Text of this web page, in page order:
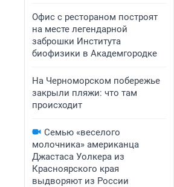
Офис с рестораном построят
на месте легендарной
заброшки Института
биофизики в Академгородке
На Черноморском побережье
закрыли пляжи: что там
происходит
Семью «веселого
молочника» американца
Джастаса Уолкера из
Красноярского края
выдворяют из России